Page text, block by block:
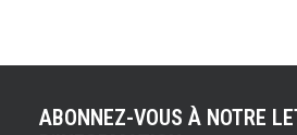
ABONNEZ-VOUS À NOTRE